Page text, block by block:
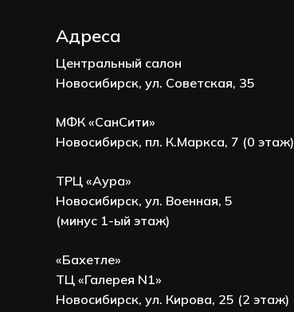
Адреса
Центральный салон
Новосибирск, ул. Советская, 35
МФК «СанСити»
Новосибирск, пл. К.Маркса, 7 (0 этаж)
ТРЦ «Аура»
Новосибирск, ул. Военная, 5
(минус 1-ый этаж)
«Бахетле»
ТЦ «Галерея N1»
Новосибирск, ул. Кирова, 25 (2 этаж)